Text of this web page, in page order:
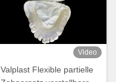
Video
Valplast Flexible partielle